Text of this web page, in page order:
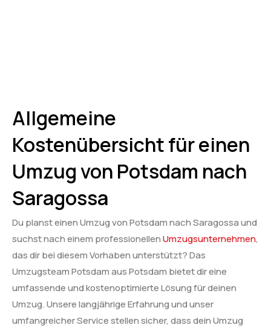
Allgemeine
Kostenübersicht für einen
Umzug von Potsdam nach
Saragossa
Du planst einen Umzug von Potsdam nach Saragossa und
suchst nach einem professionellenUmzugsunternehmen,
das dir bei diesem Vorhaben unterstützt? Das
Umzugsteam Potsdam aus Potsdam bietet dir eine
umfassende und kostenoptimierte Lösung für deinen
Umzug. Unsere langjährige Erfahrung und unser
umfangreicher Service stellen sicher, dass dein Umzug